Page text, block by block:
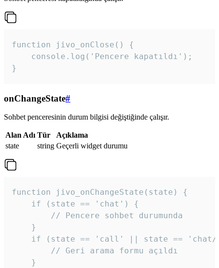
function jivo_onClose() {
    console.log('Pencere kapatıldı');
}
onChangeState#
Sohbet penceresinin durum bilgisi değiştiğinde çalışır.
Alan Adı Tür
Açıklama
state
string Geçerli widget durumu
function jivo_onChangeState(state) {
    if (state == 'chat') {
        // Pencere sohbet durumunda
    }
if (state == 'call' || state ==
        // Geri arama formu açıldı
    }